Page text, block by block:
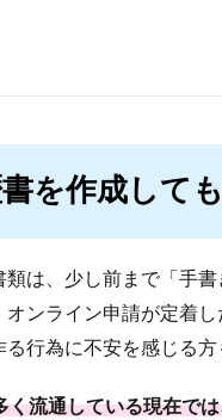
を作成して
は、少し前まで「手
ンライン申請が定着
行為に不安を感じる方
流通している現在で